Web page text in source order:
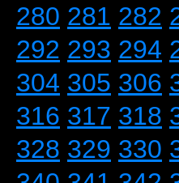
280 281 282
292 293 294
304 305 306
316 317 318
328 329 330